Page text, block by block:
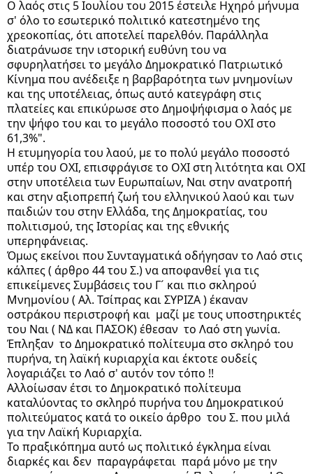
Ο λαός στις 5 Ιουλίου του 2015 έστειλε Ηχηρό μήνυμα
σ' όλο το εσωτερικό πολιτικό κατεστημένο της
χρεοκοπίας, ότι αποτελεί παρελθόν. Παράλληλα
διατράνωσε την ιστορική ευθύνη του να
σφυρηλατήσει το μεγάλο Δημοκρατικό Πατριωτικό
Κίνημα που ανέδειξε η βαρβαρότητα των μνημονίων
και της υποτέλειας, όπως αυτό κατεγράφη στις
πλατείες και επικύρωσε στο Δημοψήφισμα ο λαός με
την ψήφο του και το μεγάλο ποσοστό του ΟΧΙ στο
61,3%".
Η ετυμηγορία του λαού, με το πολύ μεγάλο ποσοστό
υπέρ του ΟΧΙ, επισφράγισε το ΟΧΙ στη λιτότητα και ΟΧΙ
στην υποτέλεια των Ευρωπαίων, Ναι στην ανατροπή
και στην αξιοπρεπή ζωή του ελληνικού λαού και των
παιδιών του στην Ελλάδα, της Δημοκρατίας, του
πολιτισμού, της Ιστορίας και της εθνικής
υπερηφάνειας.
Όμως εκείνοι που Συνταγματικά οδήγησαν το Λαό στις
κάλπες ( άρθρο 44 του Σ.) να αποφανθεί για τις
επικείμενες Συμβάσεις του Γ´ και πιο σκληρού
Μνημονίου ( Αλ. Τσίπρας και ΣΥΡΙΖΑ ) έκαναν
οστράκου περιστροφή και  μαζί με τους υποστηρικτές
του Ναι ( ΝΔ και ΠΑΣΟΚ) έθεσαν  το Λαό στη γωνία.
Έπληξαν  το Δημοκρατικό πολίτευμα στο σκληρό του
πυρήνα, τη λαϊκή κυριαρχία και έκτοτε ουδείς
λογαριάζει το Λαό σ' αυτόν τον τόπο !!
Αλλοίωσαν έτσι το Δημοκρατικό πολίτευμα
καταλύοντας το σκληρό πυρήνα του Δημοκρατικού
πολιτεύματος κατά το οικείο άρθρο  του Σ. που μιλά
για την Λαϊκή Κυριαρχία.
Το πραξικόπημα αυτό ως πολιτικό έγκλημα είναι
διαρκές και δεν  παραγράφεται  παρά μόνο με την